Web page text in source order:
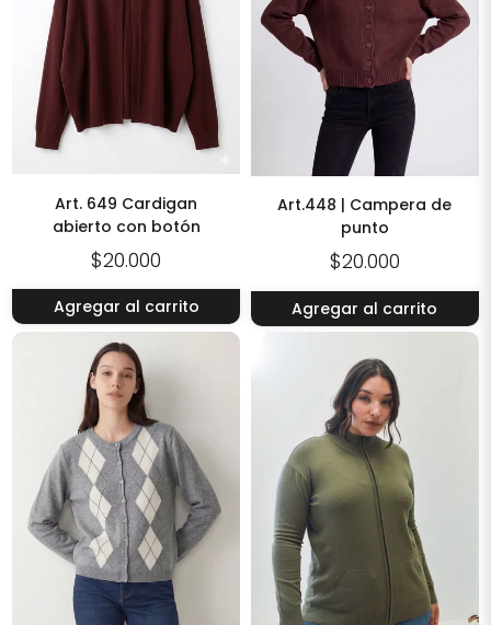
Art. 649 Cardigan
abierto con botón
$20.000
Agregar al carrito
Art.448 | Campera de
punto
$20.000
Agregar al carrito